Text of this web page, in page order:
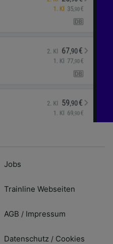
Jobs
Trainline Webseiten
AGB / Impressum
Datenschutz / Cookies